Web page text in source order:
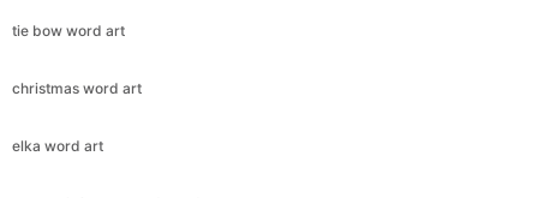
tie bow word art
christmas word art
elka word art